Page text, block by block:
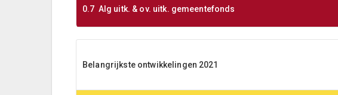
0.7 Alg uitk. & ov. uitk. gemeentefonds
Belangrijkste ontwikkelingen 2021